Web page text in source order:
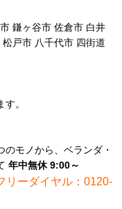
鎌ヶ谷市 佐倉市 白井
戸市 八千代市 四街道
。
モノから、ベランダ・
年中無休 9:00～
リーダイヤル：0120-